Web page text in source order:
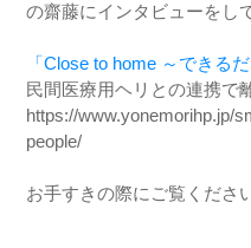
の齋藤にインタビューをし
「Close to home ～できる
民間医療用ヘリとの連携で
https://www.yonemorihp.jp/
people/
お手すきの際にご覧くださ